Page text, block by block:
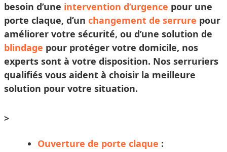
besoin d’une intervention d’urgence pour une
porte claque, d’un changement de serrure pour
améliorer votre sécurité, ou d’une solution de
blindage pour protéger votre domicile, nos
experts sont à votre disposition. Nos serruriers
qualifiés vous aident à choisir la meilleure
solution pour votre situation.
>
Ouverture de porte claque :